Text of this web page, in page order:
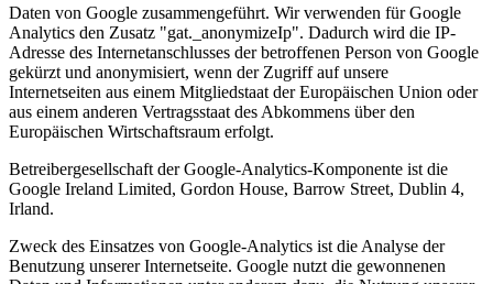
Daten von Google zusammengeführt. Wir verwenden für Google
Analytics den Zusatz "gat._anonymizeIp". Dadurch wird die IP-
Adresse des Internetanschlusses der betroffenen Person von Google
gekürzt und anonymisiert, wenn der Zugriff auf unsere
Internetseiten aus einem Mitgliedstaat der Europäischen Union oder
aus einem anderen Vertragsstaat des Abkommens über den
Europäischen Wirtschaftsraum erfolgt.
Betreibergesellschaft der Google-Analytics-Komponente ist die
Google Ireland Limited, Gordon House, Barrow Street, Dublin 4,
Irland.
Zweck des Einsatzes von Google-Analytics ist die Analyse der
Benutzung unserer Internetseite. Google nutzt die gewonnenen